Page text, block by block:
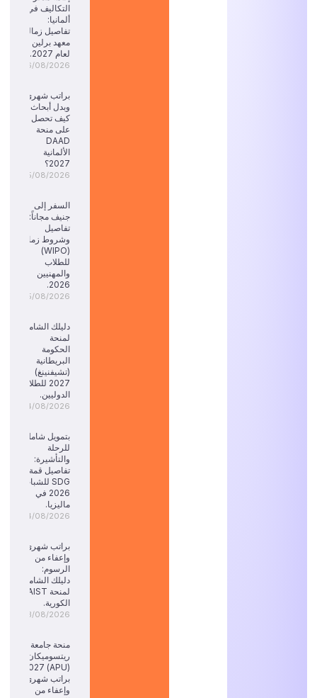
التكاليف في
ألمانيا:
تفاصيل زمالة
معهد برلين
لعام 2027.
06/08/2026
براتب شهري
وبدل أبحاث:
كيف تحصل
على منحة
DAAD
الألمانية
2027؟
05/08/2026
السفر إلى
جنيف مجاناً:
تفاصيل
وشروط زمالة
(WIPO)
للطلاب
والمهنيين
2026.
05/08/2026
دليلك الشامل
لمنحة
الحكومة
البريطانية
(تشيفنينغ)
2027 للطلاب
الدوليين.
04/08/2026
بتمويل شامل
للرحلة
والتأشيرة:
تفاصيل قمة
SDG للشباب
2026 في
ماليزيا.
04/08/2026
براتب شهري
وإعفاء من
الرسوم:
دليلك الشامل
لمنحة KAIST
الكورية.
03/08/2026
منحة جامعة
ريتسوميكان
براتب شهري
وإعفاء من